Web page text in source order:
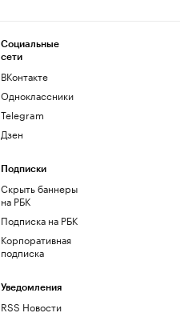
Социальные
сети
ВКонтакте
Одноклассники
Telegram
Дзен
Подписки
Скрыть баннеры
на РБК
Подписка на РБК
Корпоративная
подписка
Уведомления
RSS Новости